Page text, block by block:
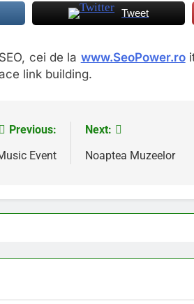
Tweet
cei de la www.SeoPower.ro
link building.
Previous:
Event
Next:
Noaptea Muzeelor